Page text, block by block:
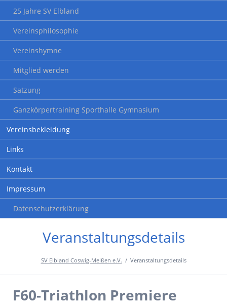
25 Jahre SV Elbland
Vereinsphilosophie
Vereinshymne
Mitglied werden
Satzung
Ganzkörpertraining Sporthalle Gymnasium
Vereinsbekleidung
Links
Kontakt
Impressum
Datenschutzerklärung
Veranstaltungsdetails
SV Elbland Coswig-Meißen e.V. Veranstaltungsdetails
F60-Triathlon Premiere